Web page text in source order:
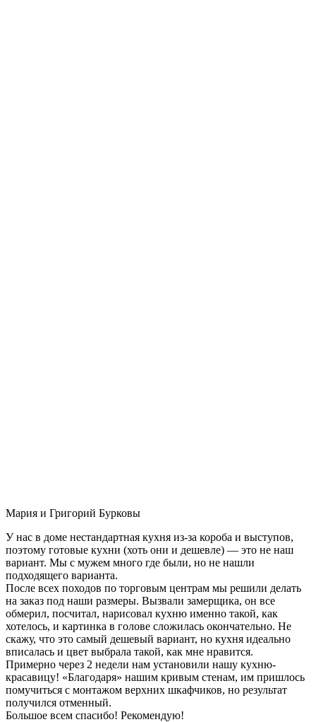
Мария и Григорий Бурковы
У нас в доме нестандартная кухня из-за короба и выступов,
поэтому готовые кухни (хоть они и дешевле) — это не наш
вариант. Мы с мужем много где были, но не нашли
подходящего варианта.
После всех походов по торговым центрам мы решили делать
на заказ под наши размеры. Вызвали замерщика, он все
обмерил, посчитал, нарисовал кухню именно такой, как
хотелось, и картинка в голове сложилась окончательно. Не
скажу, что это самый дешевый вариант, но кухня идеально
вписалась и цвет выбрала такой, как мне нравится.
Примерно через 2 недели нам установили нашу кухню-
красавицу! «Благодаря» нашим кривым стенам, им пришлось
помучиться с монтажом верхних шкафчиков, но результат
получился отменный.
Большое всем спасибо! Рекомендую!